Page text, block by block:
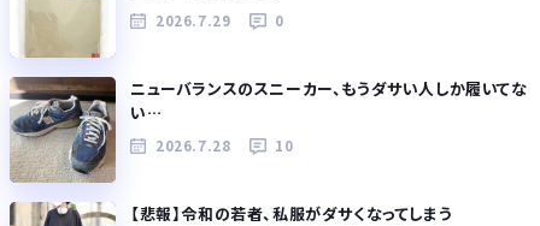
2026.7.29 0
ニューバランスのスニーカー、もうダサい人しか履いてな
い…
2026.7.28 10
【悲報】令和の若者、私服がダサくなってしまう